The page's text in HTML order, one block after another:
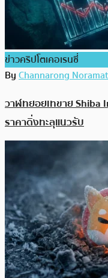
ข่าวคริปโตเคอเรนซี่
ByChannarong Noramat
วาฬทยอยเทขาย
ราคาดิ่งทะลุแนวรับ